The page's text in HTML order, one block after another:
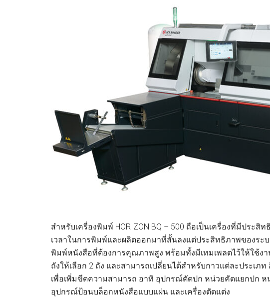
สำหรับเครื่องพิมพ์ HORIZON BQ – 500 ถือเป็นเครื่องที่มีประ
เวลาในการพิมพ์และผลิตออกมาที่สั้นลงแต่ประสิทธิภาพของร
พิมพ์หนังสือที่ต้องการคุณภาพสูง พร้อมทั้งมีเทมเพลตไว้ให้ใช้งา
ถังให้เลือก 2 ถัง และสามารถเปลี่ยนได้สำหรับกาวแต่ละประเภ
เพื่อเพิ่มขีดความสามารถ อาทิ อุปกรณ์ตัดปก หน่วยคัดแยกปก
อุปกรณ์ป้อนบล็อกหนังสือแบบแผ่น และเครื่องตัดแต่ง